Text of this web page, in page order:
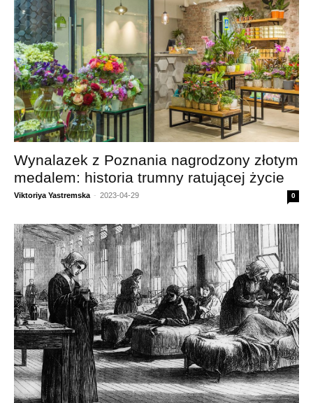
Wynalazek z Poznania nagrodzony złotym
medalem: historia trumny ratującej życie
Viktoriya Yastremska - 2023-04-29 0